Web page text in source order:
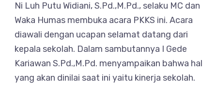
Ni Luh Putu Widiani, S.Pd.,M.Pd., selaku MC dan
Waka Humas membuka acara PKKS ini. Acara
diawali dengan ucapan selamat datang dari
kepala sekolah. Dalam sambutannya I Gede
Kariawan S.Pd.,M.Pd. menyampaikan bahwa hal
yang akan dinilai saat ini yaitu kinerja sekolah.